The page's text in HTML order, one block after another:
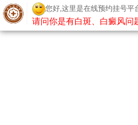
您好,这里是在线预约挂号平
请问你是有白斑、白癜风问